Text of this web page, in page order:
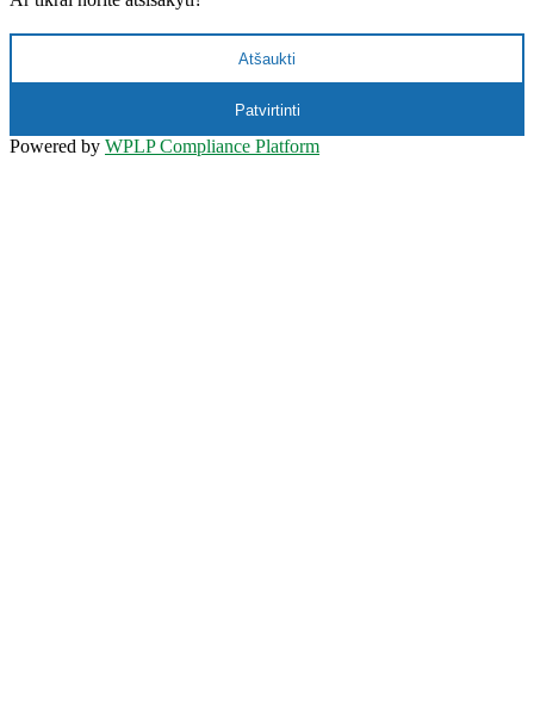
Atšaukti
Patvirtinti
Powered by WPLP Compliance Platform